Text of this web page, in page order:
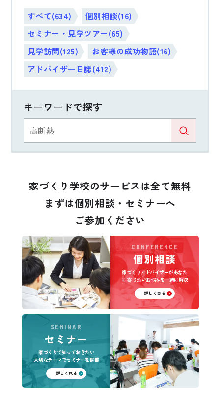
すべて(634)
個別相談(16)
セミナー・見学ツアー(65)
見学訪問(125)
お客様の成功物語(16)
アドバイザー日誌(412)
キーワードで探す
家づくり学校のサービスは全て無料
まずは個別相談・セミナーへ
ご参加ください
CONFERENCE
個別相談
家づくりアドバイザーがあなた
に寄り添いお悩みを一緒に解決
詳しく見る
SEMINAR
セミナー
家づくりで知っておきたい
大切なテーマでセミナーを開催
詳しく見る